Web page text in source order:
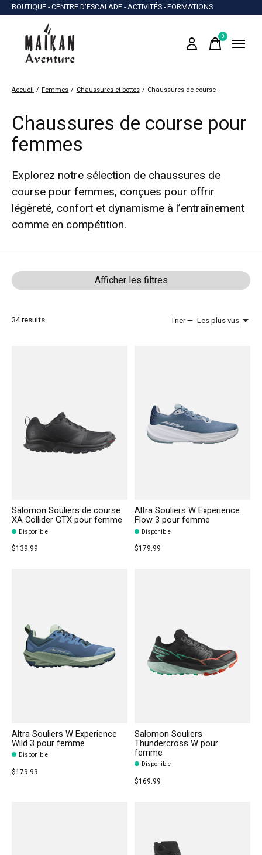
BOUTIQUE - CENTRE D'ESCALADE - ACTIVITÉS - FORMATIONS
0items
Accueil / Femmes / Chaussures et bottes / Chaussures de course
Chaussures de course pour
femmes
Explorez notre sélection de chaussures de
course pour femmes, conçues pour offrir
légèreté, confort et dynamisme à l’entraînement
comme en compétition.
Afficher les filtres
34results Trier — Les plus vus
Salomon Souliers de course
XA Collider GTX pour femme
Disponible
$139.99
Altra Souliers W Experience
Flow 3 pour femme
Disponible
$179.99
Altra Souliers W Experience
Wild 3 pour femme
Disponible
$179.99
Salomon Souliers
Thundercross W pour
femme
Disponible
$169.99